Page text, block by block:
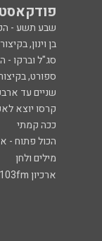
שבע תשע -
בן וינון, בקיצור
סג"ל וברקו -
ספורט,
שניים עד
קרסו יוצא
ככה קמתי
הכול פתוח -
מילים ולחן
ארכיון 103fm